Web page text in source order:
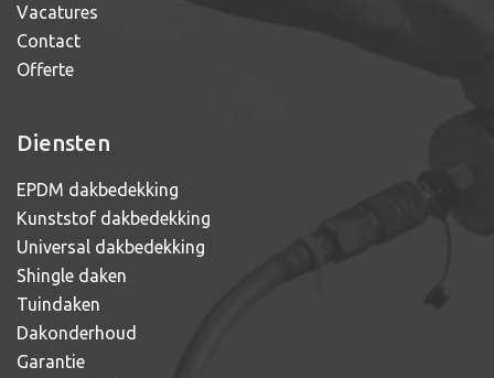
Vacatures
Contact
Offerte
Diensten
EPDM dakbedekking
Kunststof dakbedekking
Universal dakbedekking
Shingle daken
Tuindaken
Dakonderhoud
Garantie